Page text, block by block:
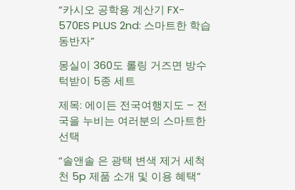
“카시오 공학용 계산기 FX-
570ES PLUS 2nd: 스마트한 학습
동반자”
몽실이 360도 롤링 거즈면 방수
턱받이 5종 세트
제목: 에이든 전국여행지도 – 전
국을 누비는 여러분의 스마트한
선택
“솔앤솔 은 광택 변색 제거 세척
천 5p 제품 소개 및 이용 혜택”